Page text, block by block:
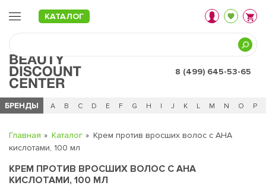
КАТАЛОГ
8 (499) 645-53-65
БРЕНДЫ
Ч 0 - 9 A B C D E F G H I J K L M N O P
Главная Каталог
Крем против вросших волос с АНА
кислотами, 100 мл
КРЕМ ПРОТИВ ВРОСШИХ ВОЛОС С АНА
КИСЛОТАМИ, 100 МЛ